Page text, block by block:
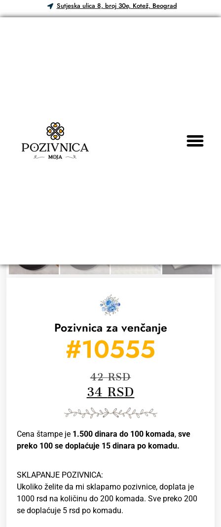
Sutjeska ulica 8, broj 30e, Kotež, Beograd
Pozivnica za venčanje
#10555
42RSD
34 RSD
Cena štampe je 1.500 dinara do 100 komada,sve
preko 100 se doplaćuje 15 dinara po komadu.
SKLAPANJE POZIVNICA:
Ukoliko želite da mi sklapamo pozivnice, doplata je
1000 rsd na količinu do 200 komada. Sve preko 200
se doplaćuje 5 rsd po komadu.